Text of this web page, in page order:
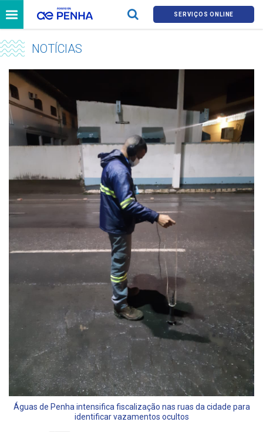
SERVIÇOS ONLINE
NOTÍCIAS
Águas de Penha intensifica fiscalização nas ruas da cidade para
identificar vazamentos ocultos